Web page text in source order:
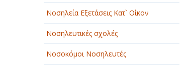
Νοσηλεία Εξετάσεις Κατ` Οίκον
Νοσηλευτικές σχολές
Νοσοκόμοι Νοσηλευτές